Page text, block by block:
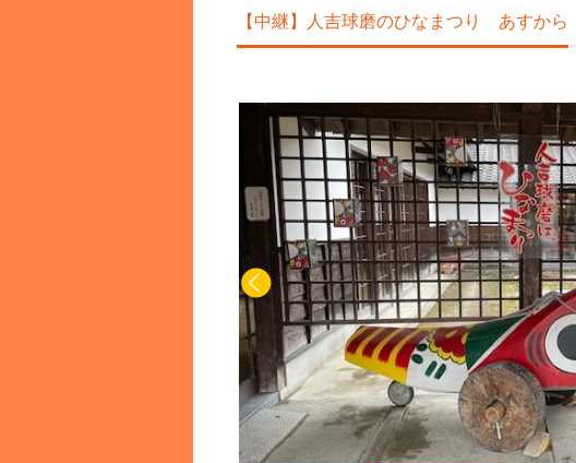
【中継】人吉球磨のひなまつり あすから